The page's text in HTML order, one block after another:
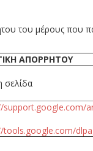
του μέρους που
ΑΠΟΡΡΗΤΟΥ
σελίδα
support.google.com/
tools.google.com/